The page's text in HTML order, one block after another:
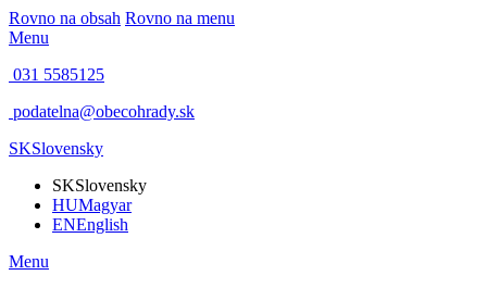
Rovno na obsah Rovno na menu
Menu
031 5585125
podatelna@obecohrady.sk
SKSlovensky
SKSlovensky
HUMagyar
ENEnglish
Menu